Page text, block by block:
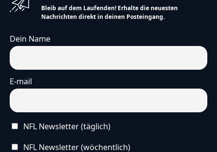
Bleib auf dem Laufenden! Erhalte die neuesten
Nachrichten direkt in deinen Posteingang.
Dein Name
E-mail
NFL Newsletter (täglich)
NFL Newsletter (wöchentlich)